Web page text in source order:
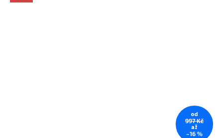
od
997 Kč
až
–16 %